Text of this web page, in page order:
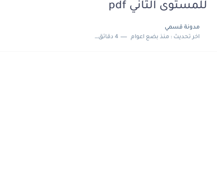
للمستوى الثاني pdf
مدونة قسمي
اخر تحديث :منذ بضع اعوام 4 دقائق للقراءة